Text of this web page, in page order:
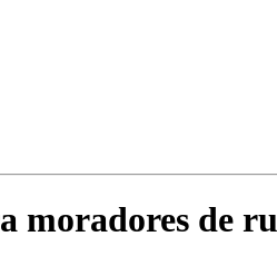
moradores de